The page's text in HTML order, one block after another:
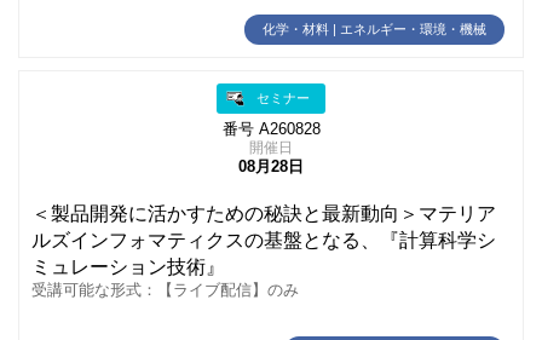
化学・材料 | エネルギー・環境・機械
セミナー
番号 A260828
開催日
08月28日
＜製品開発に活かすための秘訣と最新動向＞マテリア
ルズインフォマティクスの基盤となる、『計算科学シ
ミュレーション技術』
受講可能な形式：【ライブ配信】のみ